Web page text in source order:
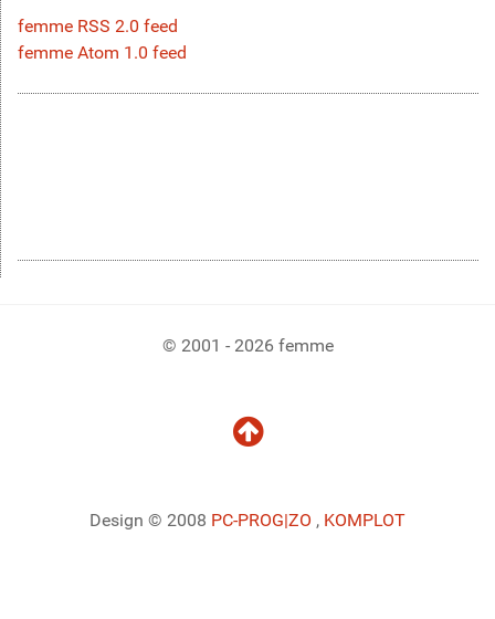
femme RSS 2.0 feed
femme Atom 1.0 feed
© 2001 - 2026 femme
Design © 2008 PC-PROG|ZO , KOMPLOT